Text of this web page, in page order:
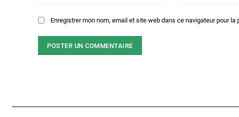
Enregistrer mon nom, email et site web dans ce navigateur pour